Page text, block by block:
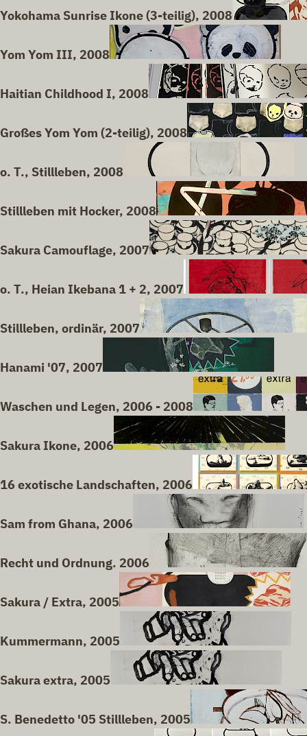
Yokohama Sunrise Ikone (3-teilig), 2008
Yom Yom III, 2008
Haitian Childhood I, 2008
Großes Yom Yom (2-teilig), 2008
o. T., Stillleben, 2008
Stillleben mit Hocker, 2008
Sakura Camouflage, 2007
o. T., Heian Ikebana 1 + 2, 2007
Stillleben, ordinär, 2007
Hanami '07, 2007
Waschen und Legen, 2006 - 2008
Sakura Ikone, 2006
16 exotische Landschaften, 2006
Sam from Ghana, 2006
Recht und Ordnung. 2006
Sakura / Extra, 2005
Kummermann, 2005
Sakura extra, 2005
S. Benedetto '05 Stillleben, 2005